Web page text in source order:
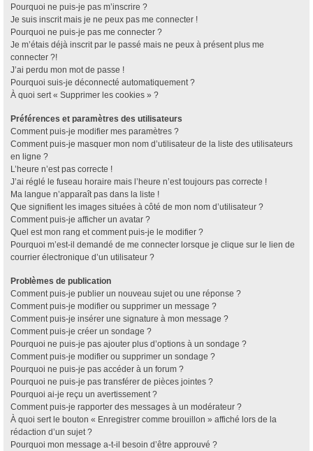
Pourquoi ne puis-je pas m’inscrire ?
Je suis inscrit mais je ne peux pas me connecter !
Pourquoi ne puis-je pas me connecter ?
Je m’étais déjà inscrit par le passé mais ne peux à présent plus me
connecter ?!
J’ai perdu mon mot de passe !
Pourquoi suis-je déconnecté automatiquement ?
À quoi sert « Supprimer les cookies » ?
Préférences et paramètres des utilisateurs
Comment puis-je modifier mes paramètres ?
Comment puis-je masquer mon nom d’utilisateur de la liste des utilisateurs
en ligne ?
L’heure n’est pas correcte !
J’ai réglé le fuseau horaire mais l’heure n’est toujours pas correcte !
Ma langue n’apparaît pas dans la liste !
Que signifient les images situées à côté de mon nom d’utilisateur ?
Comment puis-je afficher un avatar ?
Quel est mon rang et comment puis-je le modifier ?
Pourquoi m’est-il demandé de me connecter lorsque je clique sur le lien de
courrier électronique d’un utilisateur ?
Problèmes de publication
Comment puis-je publier un nouveau sujet ou une réponse ?
Comment puis-je modifier ou supprimer un message ?
Comment puis-je insérer une signature à mon message ?
Comment puis-je créer un sondage ?
Pourquoi ne puis-je pas ajouter plus d’options à un sondage ?
Comment puis-je modifier ou supprimer un sondage ?
Pourquoi ne puis-je pas accéder à un forum ?
Pourquoi ne puis-je pas transférer de pièces jointes ?
Pourquoi ai-je reçu un avertissement ?
Comment puis-je rapporter des messages à un modérateur ?
À quoi sert le bouton « Enregistrer comme brouillon » affiché lors de la
rédaction d’un sujet ?
Pourquoi mon message a-t-il besoin d’être approuvé ?